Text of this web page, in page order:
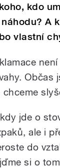
kdo
náhodu? A
vlastní
Občas
chceme
jde o
ale i
do
si o